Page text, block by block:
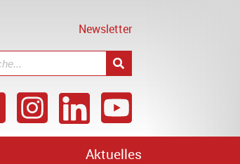
Newsletter
Aktuelles